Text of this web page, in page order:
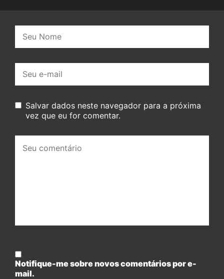
mail:
Salvar dados neste navegador para a próxima
vez que eu for comentar.
comentário:
Notifique-me sobre novos comentários por e-
mail.